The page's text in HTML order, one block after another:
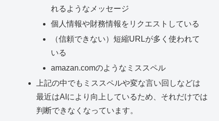
れるようなメッセージ
個人情報や財務情報をリクエストしている
（信頼できない）短縮URLが多く使われて
いる
amazan.comのようなミススペル
上記の中でもミススペルや変な言い回しなどは
最近はAIにより向上しているため、それだけでは
判断できなくなっています。